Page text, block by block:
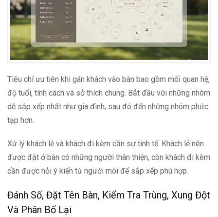
Tiêu chí ưu tiên khi gán khách vào bàn bao gồm mối quan hệ,
độ tuổi, tính cách và sở thích chung. Bắt đầu với những nhóm
dễ sắp xếp nhất như gia đình, sau đó đến những nhóm phức
tạp hơn.
Xử lý khách lẻ và khách đi kèm cần sự tinh tế. Khách lẻ nên
được đặt ở bàn có những người thân thiện, còn khách đi kèm
cần được hỏi ý kiến từ người mời để sắp xếp phù hợp.
Đánh Số, Đặt Tên Bàn, Kiểm Tra Trùng, Xung Đột
Và Phân Bổ Lại